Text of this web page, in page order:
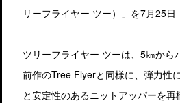
リーフライヤー ツー）」を7月25日
ツリーフライヤー ツーは、5㎞か
前作のTree Flyerと同様に、弾力性
と安定性のあるニットアッパーを